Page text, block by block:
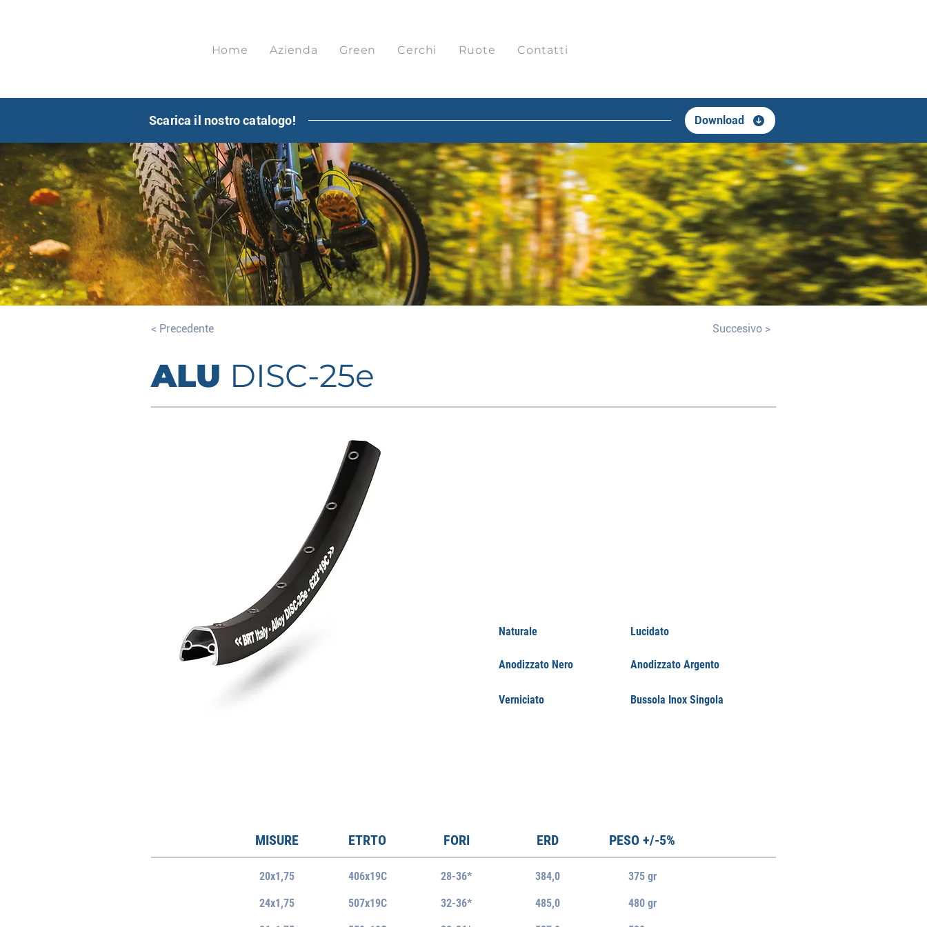
Home Azienda Green Cerchi Ruote Contatti
Scarica il nostro catalogo! Download
< Precedente Succesivo >
ALU DISC-25e
Naturale
Anodizzato Nero
Verniciato
Lucidato
Anodizzato Argento
Bussola Inox Singola
MISURE ETRTO FORI ERD PESO +/-5%
20x1,75
24x1,75
406x19C
507x19C
28-36*
32-36*
384,0
485,0
375 gr
480 gr